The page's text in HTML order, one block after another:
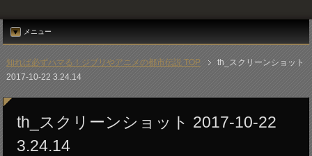
メニュー
知れば必ずハマる！ジブリやアニメの都市伝説 TOP
th_スクリーンショット
2017-10-22 3.24.14
th_スクリーンショット 2017-10-22
3.24.14